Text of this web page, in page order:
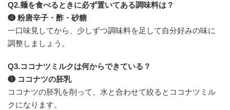
Q2.麺を食べるときに必ず置いてある調味料は？
❹ 粉唐辛子・酢・砂糖
一口味見してから、少しずつ調味料を足して自分好みの味に
調整しましょう。
Q3.ココナツミルクは何からできている？
❶ ココナツの胚乳
ココナツの胚乳を削って、水と合わせて絞るとココナツミル
クになります。